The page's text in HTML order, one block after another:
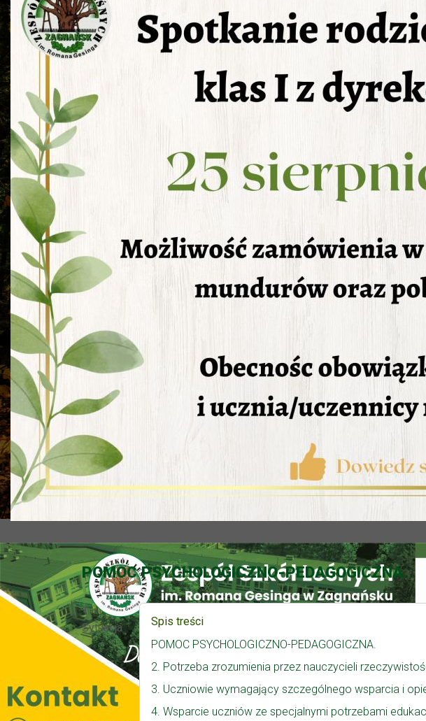
POMOC PSYCHOLOGICZNO-PEDAGOGICZNA.
Spis treści
POMOC PSYCHOLOGICZNO-PEDAGOGICZNA.
2. Potrzeba zrozumienia przez nauczycieli
3. Uczniowie wymagający szczególnego wsparcia i
4. Wsparcie uczniów ze specjalnymi potrzebami
1.
Sytuacja